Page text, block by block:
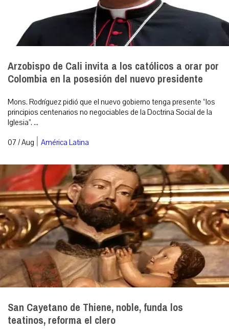
Arzobispo de Cali invita a los católicos a orar por
Colombia en la posesión del nuevo presidente
Mons. Rodríguez pidió que el nuevo gobierno tenga presente “los
principios centenarios no negociables de la Doctrina Social de la
Iglesia”. ...
07 / Aug | América Latina
San Cayetano de Thiene, noble, funda los
teatinos, reforma el clero